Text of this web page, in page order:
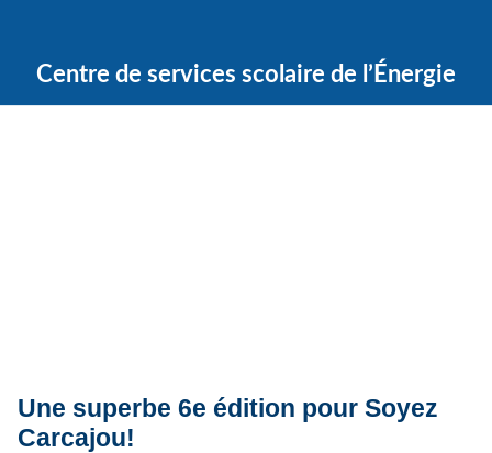
Centre de services scolaire de l’Énergie
Une superbe 6e édition pour Soyez
Carcajou!